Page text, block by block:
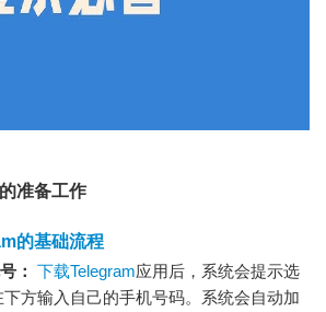
准备工作
的基础流程
： 下载Telegram应用后，系统会提示选
方输入自己的手机号码。系统会自动加